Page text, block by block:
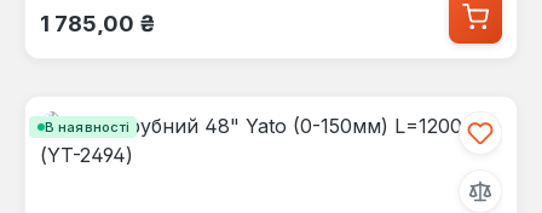
Звичайна ціна:
1 785,00 ₴
В наявності